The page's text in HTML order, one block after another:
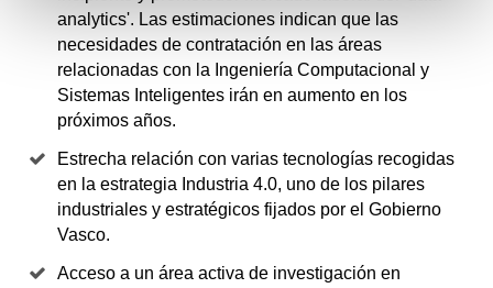
analytics'. Las estimaciones indican que las
necesidades de contratación en las áreas
relacionadas con la Ingeniería Computacional y
Sistemas Inteligentes irán en aumento en los
próximos años.
Estrecha relación con varias tecnologías recogidas
en la estrategia Industria 4.0, uno de los pilares
industriales y estratégicos fijados por el Gobierno
Vasco.
Acceso a un área activa de investigación en